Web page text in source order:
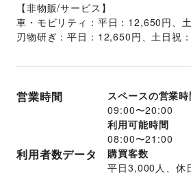
【非物販/サービス】
車・モビリティ：平日：12,650円、
刃物研ぎ：平日：12,650円、土日祝
営業時間
スペースの営業時
09:00〜20:00
利用可能時間
08:00〜21:00
利用者数データ
購買客数
平日3,000 人、休